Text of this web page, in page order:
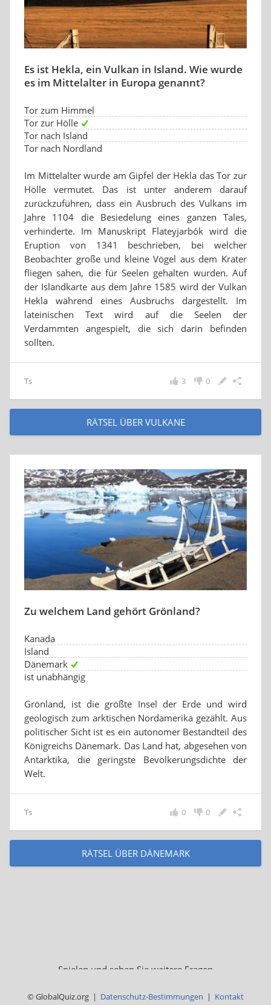
Es ist Hekla, ein Vulkan in Island. Wie wurde
es im Mittelalter in Europa genannt?
Tor zum Himmel
Tor zur Hölle
Tor nach Island
Tor nach Nordland
Im Mittelalter wurde am Gipfel der Hekla das Tor zur
Hölle vermutet. Das ist unter anderem darauf
zurückzuführen, dass ein Ausbruch des Vulkans im
Jahre 1104 die Besiedelung eines ganzen Tales,
verhinderte. Im Manuskript Flateyjarbók wird die
Eruption von 1341 beschrieben, bei welcher
Beobachter große und kleine Vögel aus dem Krater
fliegen sahen, die für Seelen gehalten wurden. Auf
der Islandkarte aus dem Jahre 1585 wird der Vulkan
Hekla während eines Ausbruchs dargestellt. Im
lateinischen Text wird auf die Seelen der
Verdammten angespielt, die sich darin befinden
sollten.
Ts 0
3
RÄTSEL ÜBER VULKANE
Zu welchem Land gehört Grönland?
Kanada
Island
Dänemark
ist unabhängig
Grönland, ist die größte Insel der Erde und wird
geologisch zum arktischen Nordamerika gezählt. Aus
politischer Sicht ist es ein autonomer Bestandteil des
Königreichs Dänemark. Das Land hat, abgesehen von
Antarktika, die geringste Bevölkerungsdichte der
Welt.
Ts 0
0
RÄTSEL ÜBER DÄNEMARK
Spielen und sehen Sie weitere Fragen
GEOGRAPHIE QUIZ
© GlobalQuiz.org | Datenschutz-Bestimmungen | Kontakt